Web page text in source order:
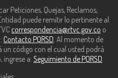
Peticiones, Quejas, Reclamos,
puede remitir lo pertinente al
correspondencia@rtvc.gov.co o
Contacto PQRSD. Al momento de
un código con el cual usted podrá
ingrese a: Seguimiento de PQRSD